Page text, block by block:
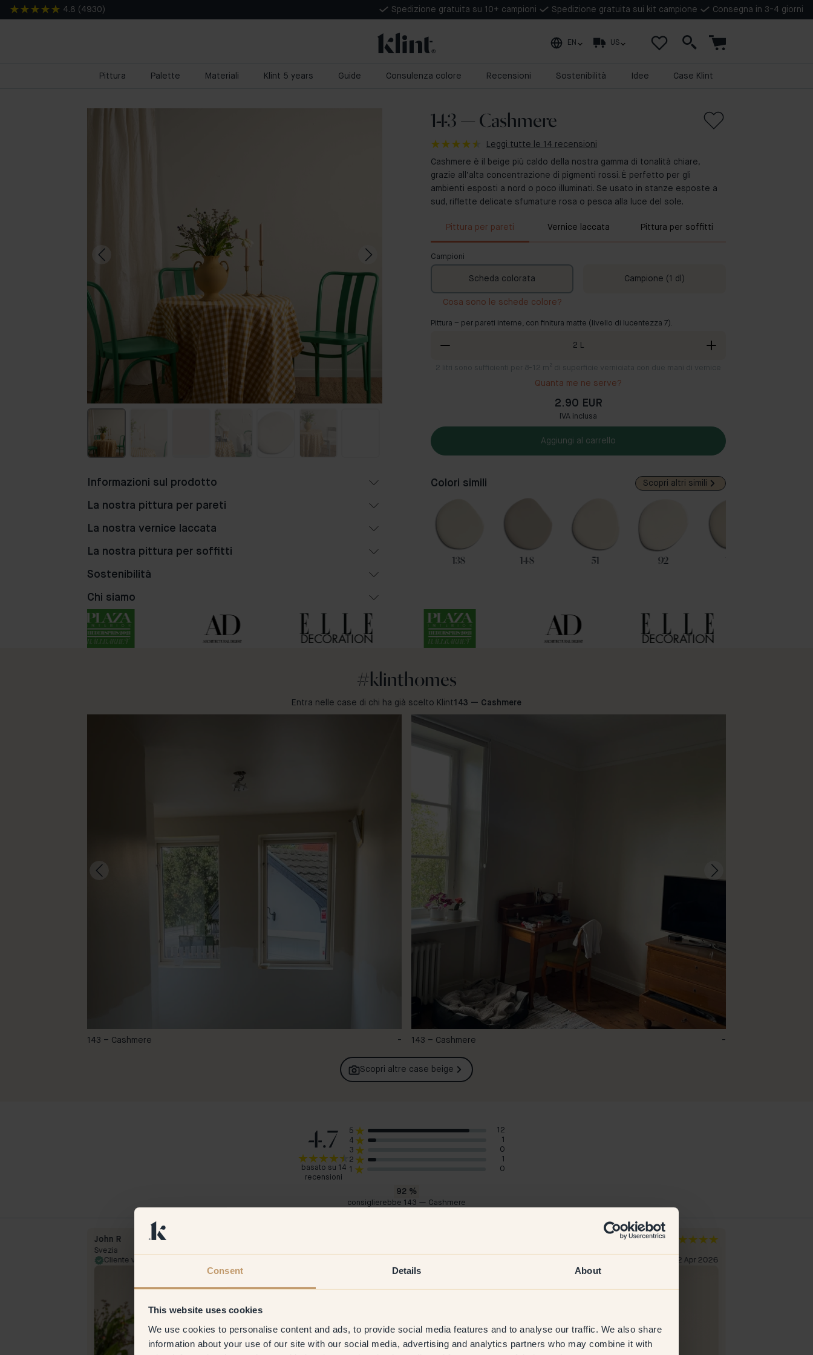
Consent Details About
This website uses cookies
We use cookies to personalise content and ads, to provide social media features and to analyse our traffic. We also share
information about your use of our site with our social media, advertising and analytics partners who may combine it with
4.8 ( 4930 ) Spedizione gratuita su 10+ campioni Spedizione gratuita sui kit campione Consegna in 3-4 giorni
EN US
Pittura Palette Materiali Klint 5 years Guide Consulenza colore Recensioni Sostenibilità Idee Case Klint
143 — Cashmere
Leggi tutte le 14 recensioni
Cashmere è il beige più caldo della nostra gamma di tonalità chiare,
grazie all’alta concentrazione di pigmenti rossi. È perfetto per gli
ambienti esposti a nord o poco illuminati. Se usato in stanze esposte a
sud, riflette delicate sfumature rosa o pesca alla luce del sole.
Pittura per pareti Vernice laccata Pittura per soffitti
Campioni
Scheda colorata Campione (1 dl)
Cosa sono le schede colore?
Pittura – per pareti interne, con finitura matte (livello di lucentezza 7).
2 L
2 litri sono sufficienti per 8-12 m² di superficie verniciata con due mani di vernice
Quanta me ne serve?
2.90 EUR
IVA inclusa
Aggiungi al carrello
Colori simili Scopri altri simili
138 148 51 92
Informazioni sul prodotto
La nostra pittura per pareti
La nostra vernice laccata
La nostra pittura per soffitti
Sostenibilità
Chi siamo
#klinthomes
Entra nelle case di chi ha già scelto Klint143 — Cashmere
143 – Cashmere - 143 – Cashmere -
Scopri altre case beige
4.7
basato su 14
recensioni
5
12
4
1
3
0
2
1
1
0
92 %
consiglierebbe 143 — Cashmere
John R
Svezia
Cliente verificato
22 Apr 2026